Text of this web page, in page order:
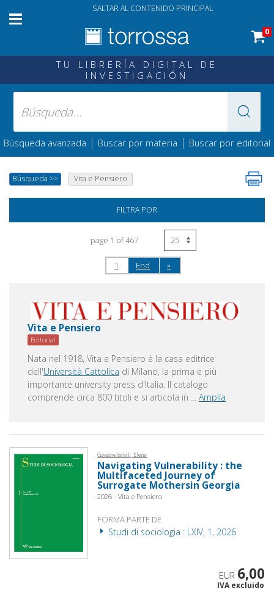
SALTAR AL CONTENIDO PRINCIPAL
0
TU LIBRERÍA DIGITAL DE
INVESTIGACIÓN
Búsqueda avanzada | Buscar por materia | Buscar por editorial
Búsqueda >> Vita e Pensiero
FILTRA POR
page 1 of 467
1 End »
Vita e Pensiero
Editorial
Nata nel 1918, Vita e Pensiero è la casa editrice
dell'Università Cattolica di Milano, la prima e più
importante university press d'Italia. Il catalogo
comprende circa 800 titoli e si articola in ... Amplía
Gavashelishvili, Elene
Navigating Vulnerability : the
Multifaceted Journey of
Surrogate Mothersin Georgia
2026 - Vita e Pensiero
FORMA PARTE DE
Studi di sociologia : LXIV, 1, 2026
EUR 6,00
IVA excluido